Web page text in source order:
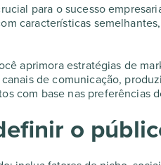
para o sucesso
características
aprimora estratégias de
de comunicação,
com base nas preferências
o